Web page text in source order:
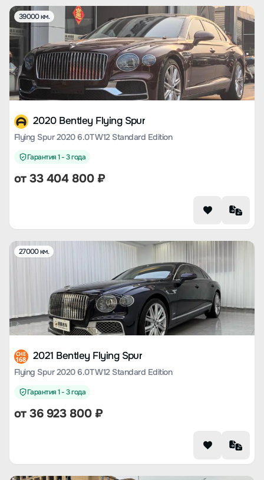
39000 км.
2020 Bentley Flying Spur
Flying Spur 2020 6.0T W12 Standard Edition
Гарантия 1 - 3 года
от33 404 800₽
27000 км.
CHE
168 2021 Bentley Flying Spur
Flying Spur 2020 6.0T W12 Standard Edition
Гарантия 1 - 3 года
от36 923 800₽